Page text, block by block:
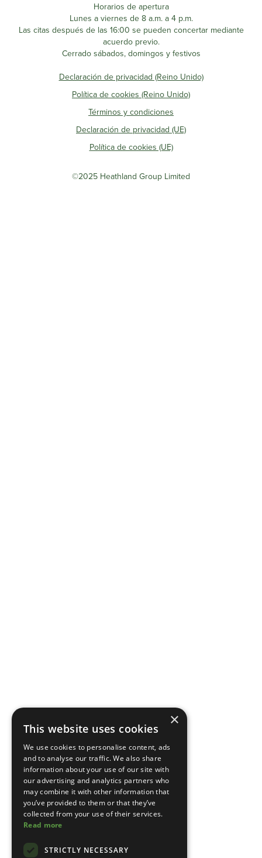
Horarios de apertura
Lunes a viernes de 8 a.m. a 4 p.m.
Las citas después de las 16:00 se pueden concertar mediante
acuerdo previo.
Cerrado sábados, domingos y festivos
Declaración de privacidad (Reino Unido)
Política de cookies (Reino Unido)
Términos y condiciones
Declaración de privacidad (UE)
Política de cookies (UE)
©2025 Heathland Group Limited
×
This website uses cookies
We use cookies to personalise content, ads
and to analyse our traffic. We also share
information about your use of our site with
our advertising and analytics partners who
may combine it with other information that
you’ve provided to them or that they’ve
collected from your use of their services.
Read more
STRICTLY NECESSARY